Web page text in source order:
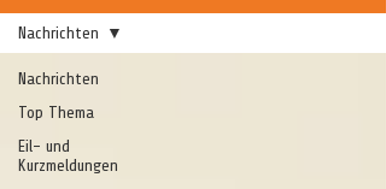
Nachrichten
Top Thema
Eil- und
Kurzmeldungen
Nachrichten